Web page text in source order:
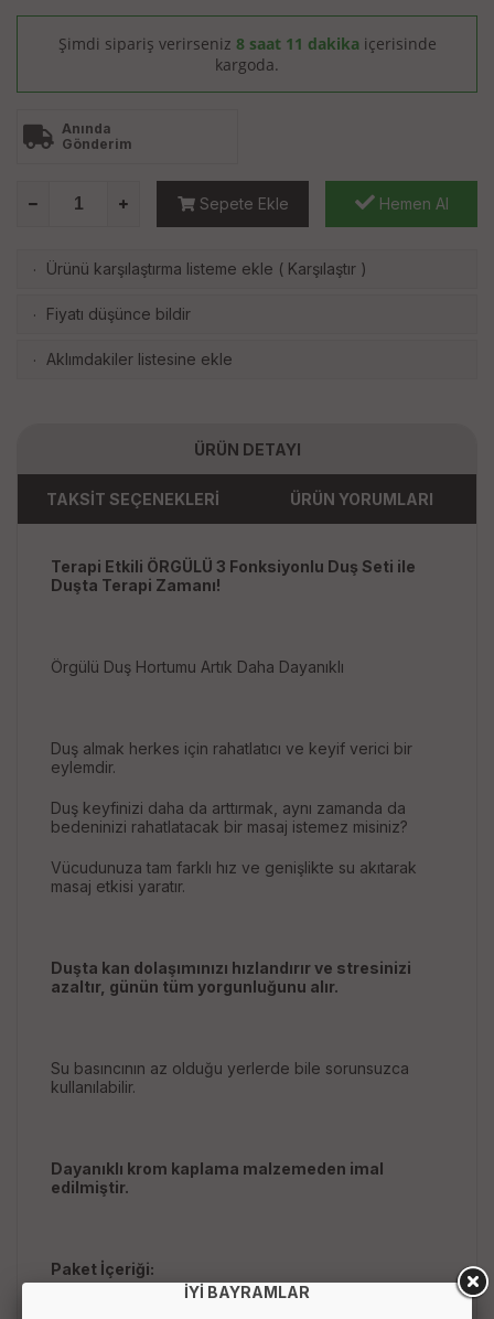
Şimdi sipariş verirseniz 8 saat 11 dakika içerisinde
kargoda.
Anında
Gönderim
Sepete Ekle Hemen Al
· Ürünü karşılaştırma listeme ekle ( Karşılaştır )
· Fiyatı düşünce bildir
· Aklımdakiler listesine ekle
ÜRÜN DETAYI
TAKSİT SEÇENEKLERİ ÜRÜN YORUMLARI
Terapi Etkili ÖRGÜLÜ 3 Fonksiyonlu Duş Seti ile
Duşta Terapi Zamanı!
Örgülü Duş Hortumu Artık Daha Dayanıklı
Duş almak herkes için rahatlatıcı ve keyif verici bir
eylemdir.
Duş keyfinizi daha da arttırmak, aynı zamanda da
bedeninizi rahatlatacak bir masaj istemez misiniz?
Vücudunuza tam farklı hız ve genişlikte su akıtarak
masaj etkisi yaratır.
Duşta kan dolaşımınızı hızlandırır ve stresinizi
azaltır, günün tüm yorgunluğunu alır.
Su basıncının az olduğu yerlerde bile sorunsuzca
kullanılabilir.
Dayanıklı krom kaplama malzemeden imal
edilmiştir.
Paket İçeriği:
İYİ BAYRAMLAR